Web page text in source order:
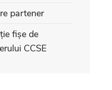
partener
fișe de
CCSE